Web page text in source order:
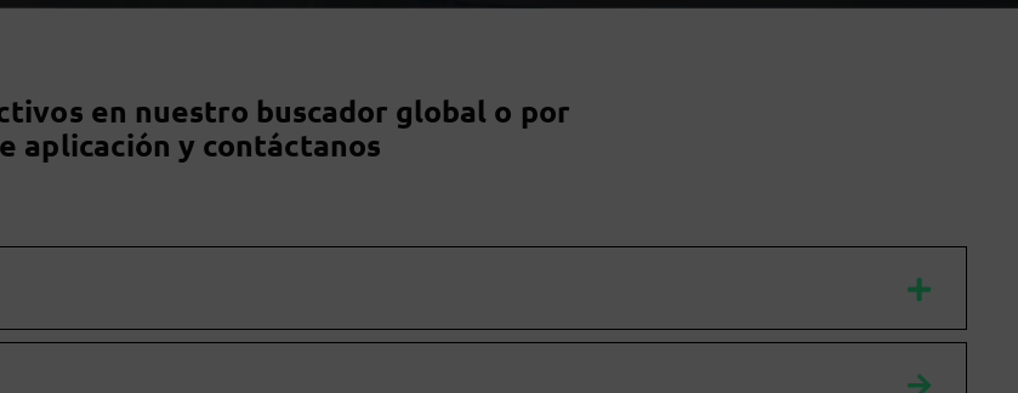
en nuestro buscador global o por
aplicación y contáctanos